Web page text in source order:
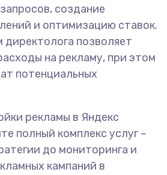
создание
и оптимизацию ставок.
позволяет
на рекламу, при этом
потенциальных
рекламы в Яндекс
полный комплекс услуг –
до мониторинга и
кампаний в